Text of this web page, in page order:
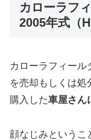
カローラフ
2005年式（
カローラフィール
を売却もしくは処
購入した車屋さん
顔なじみというこ